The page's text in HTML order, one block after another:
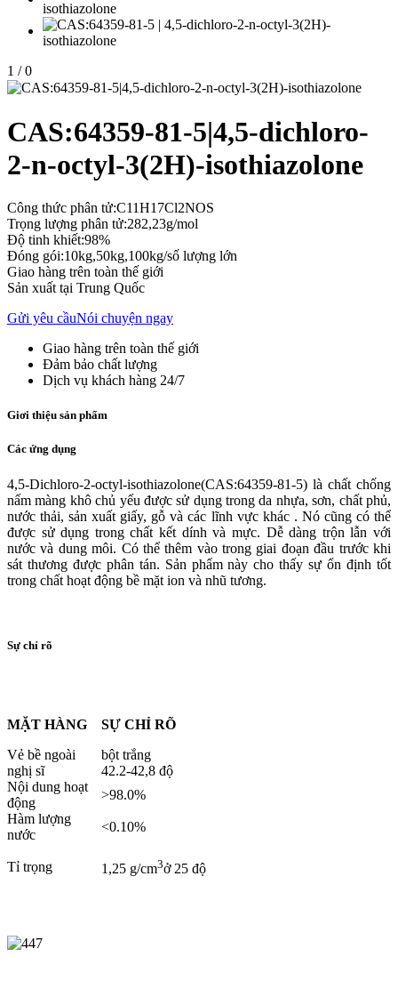
1 / 0
CAS:64359-81-5|4,5-dichloro-
2-n-octyl-3(2H)-isothiazolone
Công thức phân tử:C11H17Cl2NOS
Trọng lượng phân tử:282,23g/mol
Độ tinh khiết:98%
Đóng gói:10kg,50kg,100kg/số lượng lớn
Giao hàng trên toàn thế giới
Sản xuất tại Trung Quốc
Gửi yêu cầuNói chuyện ngay
Giao hàng trên toàn thế giới
Đảm bảo chất lượng
Dịch vụ khách hàng 24/7
Giơi thiệu sản phẩm
Các ứng dụng
4,5-Dichloro-2-octyl-isothiazolone(CAS:64359-81-5) là chất chống
nấm màng khô chủ yếu được sử dụng trong da nhựa, sơn, chất phủ,
nước thải, sản xuất giấy, gỗ và các lĩnh vực khác . Nó cũng có thể
được sử dụng trong chất kết dính và mực. Dễ dàng trộn lẫn với
nước và dung môi. Có thể thêm vào trong giai đoạn đầu trước khi
sát thương được phân tán. Sản phẩm này cho thấy sự ổn định tốt
trong chất hoạt động bề mặt ion và nhũ tương.
Sự chỉ rõ
MẶT HÀNG
SỰ CHỈ RÕ
Vẻ bề ngoài
bột trắng
nghị sĩ
42.2-42,8 độ
Nội dung hoạt
động
>98.0%
Hàm lượng
nước
<0.10%
Tỉ trọng 1,25 g/cm3ở 25 độ